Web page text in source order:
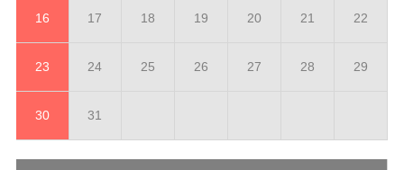
16 17 18 19 20 21 22
23 24 25 26 27 28 29
30 31